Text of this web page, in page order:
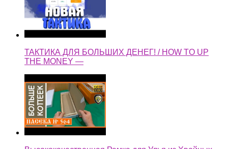
ТАКТИКА ДЛЯ БОЛЬШИХ ДЕНЕГ! / HOW TO UP
THE MONEY —